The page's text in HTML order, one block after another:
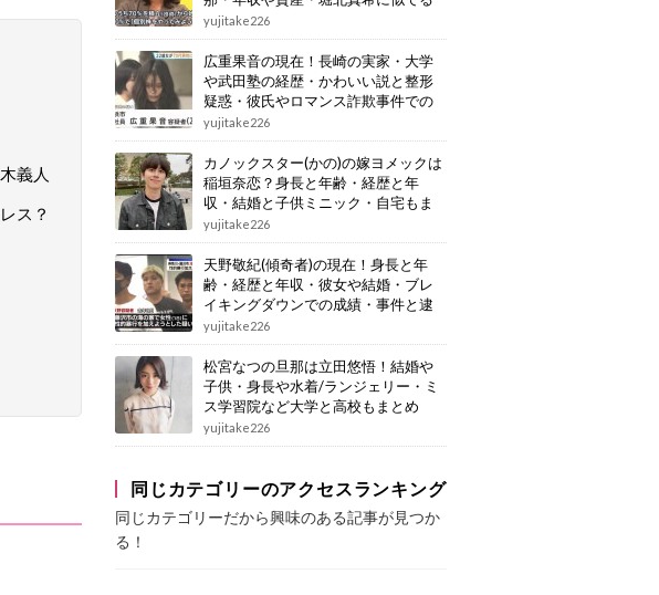
義人
ス？
画像もまとめ
yujitake226
広重果音の現在！長崎の実家・大学
や武田塾の経歴・かわいい説と整形
疑惑・彼氏やロマンス詐欺事件での
逮捕もまとめ
yujitake226
カノックスター(かの)の嫁ヨメックは
稲垣奈恋？身長と年齢・経歴と年
収・結婚と子供ミニック・自宅もま
とめ
yujitake226
天野敬紀(傾奇者)の現在！身長と年
齢・経歴と年収・彼女や結婚・ブレ
イキングダウンでの成績・事件と逮
捕もまとめ
yujitake226
松宮なつの旦那は立田悠悟！結婚や
子供・身長や水着/ランジェリー・ミ
ス学習院など大学と高校もまとめ
yujitake226
同じカテゴリーのアクセスランキング
同じカテゴリーだから興味のある記事が見つか
る！